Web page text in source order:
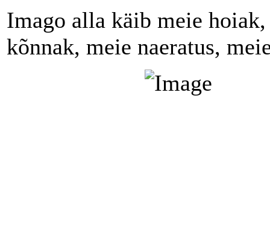
Imago alla käib meie
kõnnak, meie naeratus,